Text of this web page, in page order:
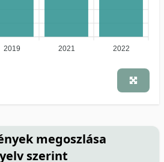
2019 2021 2022
megoszlása
szerint